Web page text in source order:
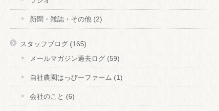
新聞・雑誌・その他 (2)
スタッフブログ (165)
メールマガジン過去ログ (59)
自社農園はっぴーファーム (1)
会社のこと (6)